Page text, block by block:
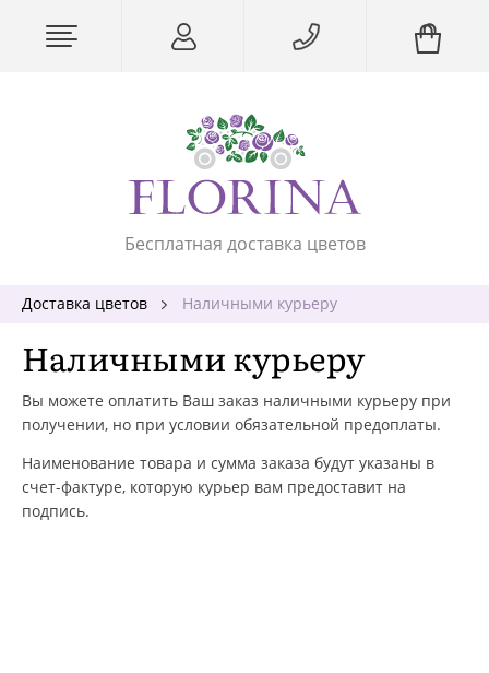
Бесплатная доставка цветов
Доставка цветов Наличными курьеру
Наличными курьеру
Вы можете оплатить Ваш заказ наличными курьеру при
получении, но при условии обязательной предоплаты.
Наименование товара и сумма заказа будут указаны в
счет-фактуре, которую курьер вам предоставит на
подпись.